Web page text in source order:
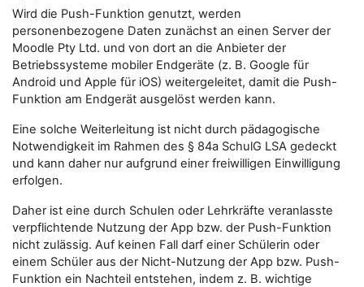
Wird die Push-Funktion genutzt, werden
personenbezogene Daten zunächst an einen Server der
Moodle Pty Ltd. und von dort an die Anbieter der
Betriebssysteme mobiler Endgeräte (z. B. Google für
Android und Apple für iOS) weitergeleitet, damit die Push-
Funktion am Endgerät ausgelöst werden kann.
Eine solche Weiterleitung ist nicht durch pädagogische
Notwendigkeit im Rahmen des § 84a SchulG LSA gedeckt
und kann daher nur aufgrund einer freiwilligen Einwilligung
erfolgen.
Daher ist eine durch Schulen oder Lehrkräfte veranlasste
verpflichtende Nutzung der App bzw. der Push-Funktion
nicht zulässig. Auf keinen Fall darf einer Schülerin oder
einem Schüler aus der Nicht-Nutzung der App bzw. Push-
Funktion ein Nachteil entstehen, indem z. B. wichtige